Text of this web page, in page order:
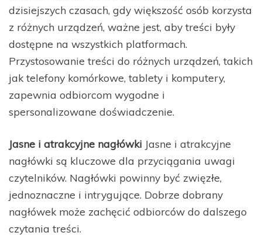
dzisiejszych czasach, gdy większość osób korzysta
z różnych urządzeń, ważne jest, aby treści były
dostępne na wszystkich platformach.
Przystosowanie treści do różnych urządzeń, takich
jak telefony komórkowe, tablety i komputery,
zapewnia odbiorcom wygodne i
spersonalizowane doświadczenie.
Jasne i atrakcyjne nagłówki Jasne i atrakcyjne
nagłówki są kluczowe dla przyciągania uwagi
czytelników. Nagłówki powinny być zwięzłe,
jednoznaczne i intrygujące. Dobrze dobrany
nagłówek może zachęcić odbiorców do dalszego
czytania treści.